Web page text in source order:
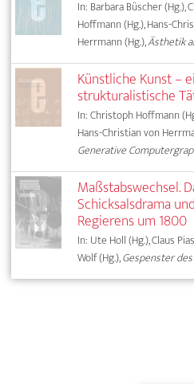
In: Barbara Büscher (Hg.),
Hoffmann (Hg.), Hans-
Herrmann (Hg.),Ästhetik
Künstliche Kunst –
strukturalistische
In: Christoph Hoffmann
Hans-Christian von
Generative
Maßstabswechsel.
Schicksalsdrama
Regierens um 1800
In: Ute Holl (Hg.), Claus
Wolf (Hg.),Gespenster